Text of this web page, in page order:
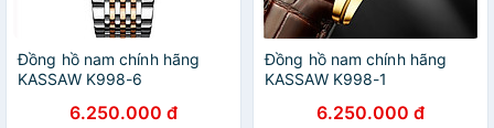
Đồng hồ nam chính hãng
KASSAW K998-6
6.250.000 đ
Đồng hồ nam chính hãng
KASSAW K998-1
6.250.000 đ